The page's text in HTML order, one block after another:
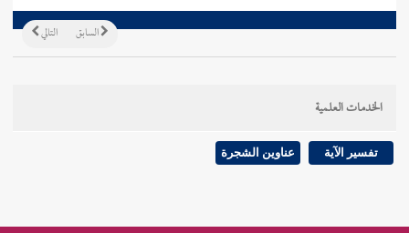
التالي السابق
الخدمات العلمية
تفسير الآية عناوين الشجرة